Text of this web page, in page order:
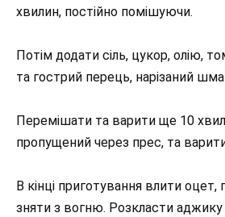
хвилин, постійно помішуючи.
Потім додати сіль, цукор, олію,
та гострий перець, нарізаний
Перемішати та варити ще 10
пропущений через прес, та
В кінці приготування влити
зняти з вогню. Розкласти аджику